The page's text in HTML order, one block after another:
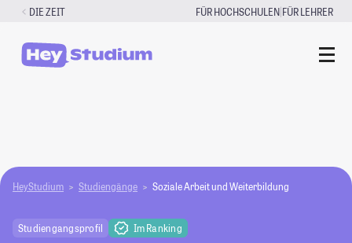
Zum
springen
DIE ZEIT FÜR HOCHSCHULEN|FÜR LEHRER
HeyStudium Studiengänge Soziale Arbeit und Weiterbildung
Studiengangsprofil Im Ranking